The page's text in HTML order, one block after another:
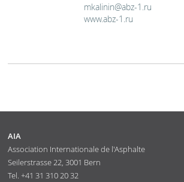
mkalinin@abz-1.ru
www.abz-1.ru
AIA
Association Internationale de l'Asphalte
Seilerstrasse 22,3001 Bern
Tel.+41 31 310 20 32